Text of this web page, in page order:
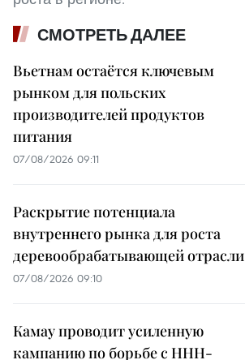
СМОТРЕТЬ ДАЛЕЕ
Вьетнам остаётся ключевым
рынком для польских
производителей продуктов
питания
07/08/2026 09:11
Раскрытие потенциала
внутреннего рынка для роста
деревообрабатывающей отрасли
07/08/2026 09:10
Камау проводит усиленную
кампанию по борьбе с ННН-